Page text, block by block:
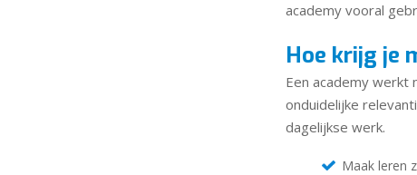
academy vooral
Hoe krijg je
Een academy werkt
onduidelijke
dagelijkse werk.
Maak leren